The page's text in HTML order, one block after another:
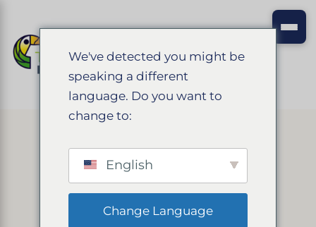
We've detected you might be
speaking a different
language. Do you want to
change to:
English
Change Language